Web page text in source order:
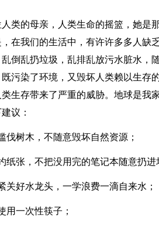
类的母亲，人类生命的摇篮，她是
，在我们的生活中，有许许多多人缺
倒乱扔垃圾，乱排乱放污水脏水，
污染了环境，又毁坏人类赖以生存
生存带来了严重的威胁。地球是我
议：
伐树木，不随意毁坏自然资源；
纸张，不把没用完的笔记本随意扔进
关好水龙头，一学浪费一滴自来水；
用一次性筷子；